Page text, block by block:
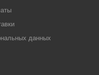
данных